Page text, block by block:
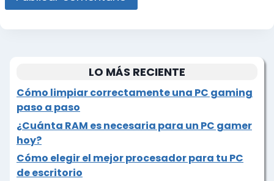
LO MÁS RECIENTE
Cómo limpiar correctamente una PC gaming
paso a paso
¿Cuánta RAM es necesaria para un PC gamer
hoy?
Cómo elegir el mejor procesador para tu PC
de escritorio